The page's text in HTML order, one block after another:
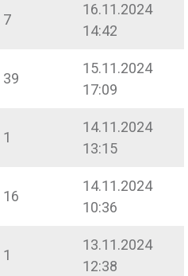
7
16.11.2024
14:42
39
15.11.2024
17:09
1
14.11.2024
13:15
16
14.11.2024
10:36
1
13.11.2024
12:38